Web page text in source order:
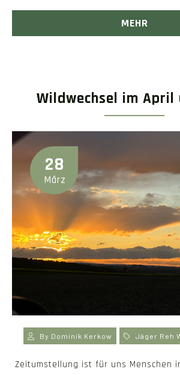
MEHR
Wildwechsel im April
28
März
By Dominik Kerkow Jäger Reh
Zeitumstellung ist für uns Menschen